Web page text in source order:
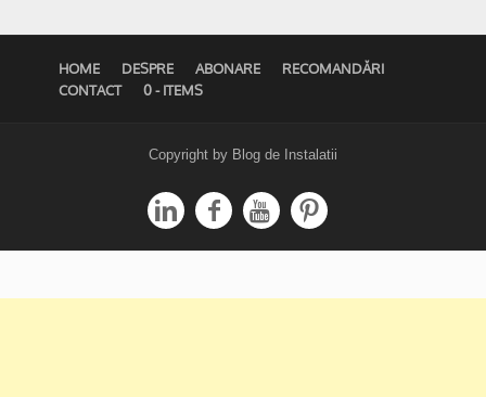
HOME DESPRE ABONARE
RECOMANDĂRI
CONTACT
0 - ITEMS
Copyright by Blog de Instalatii
   